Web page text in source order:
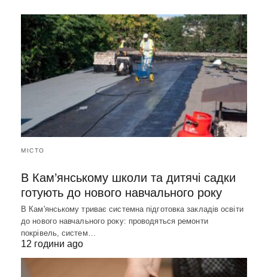
МІСТО
В Кам’янському школи та дитячі садки
готують до нового навчального року
В Кам'янському триває системна підготовка закладів освіти
до нового навчального року: проводяться ремонти
покрівель, систем…
12 години ago